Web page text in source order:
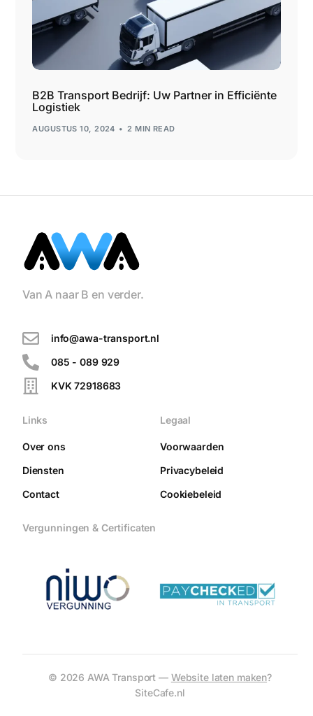
B2B Transport Bedrijf: Uw Partner in Efficiënte
Logistiek
AUGUSTUS 10, 2024 2 MIN READ
Van A naar B en verder.
info@awa-transport.nl
085 - 089 929
KVK 72918683
Links
Over ons
Diensten
Contact
Legaal
Voorwaarden
Privacybeleid
Cookiebeleid
Vergunningen & Certificaten
© 2026 AWA Transport — Website laten maken?
SiteCafe.nl